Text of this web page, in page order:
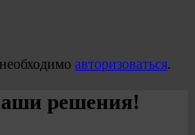
авторизоваться.
решения!